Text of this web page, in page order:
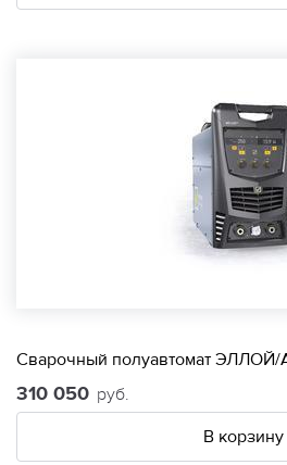
Сварочный полуавтомат ЭЛЛОЙ/
310 050 руб.
В корзину